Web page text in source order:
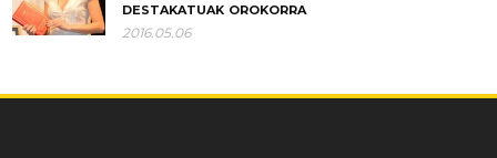
DESTAKATUAK OROKORRA
2016.05.06